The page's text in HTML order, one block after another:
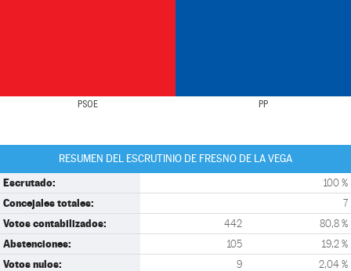
PSOE PP
RESUMEN DEL ESCRUTINIO DE FRESNO DE LA VEGA
Escrutado: 100 %
Concejales totales: 7
Votos contabilizados: 442 80,8 %
Abstenciones: 105 19,2 %
Votos nulos: 9 2,04 %